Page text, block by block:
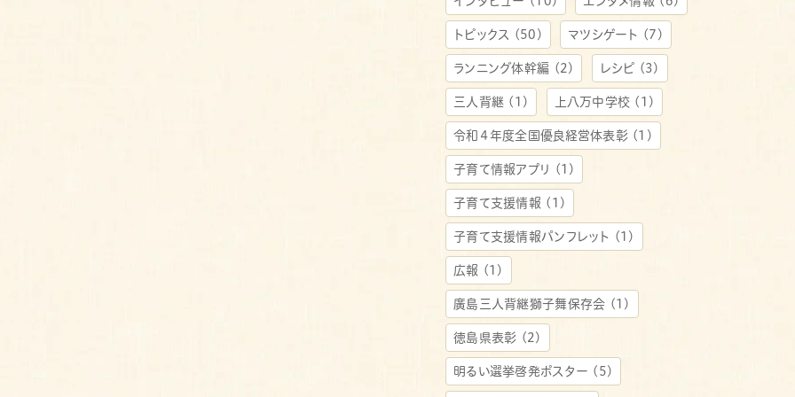
トピックス (50) マツシゲート (7)
ランニング体幹編 (2) レシピ (3)
三人背継 (1) 上八万中学校 (1)
令和４年度全国優良経営体表彰(1)
子育て情報アプリ (1)
子育て支援情報 (1)
子育て支援情報パンフレット (1)
広報 (1)
廣島三人背継獅子舞保存会 (1)
徳島県表彰 (2)
明るい選挙啓発ポスター (5)